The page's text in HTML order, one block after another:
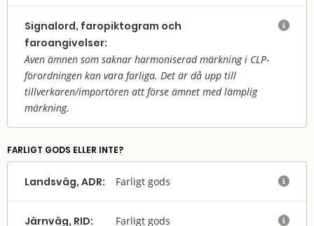
Signalord, faropiktogram och
faroangivelser:
Även ämnen som saknar harmoniserad märkning i CLP-
förordningen kan vara farliga. Det är då upp till
tillverkaren/importören att förse ämnet med lämplig
märkning.

FARLIGT GODS ELLER INTE?
Landsväg, ADR: Farligt gods 
Järnväg, RID: Farligt gods 